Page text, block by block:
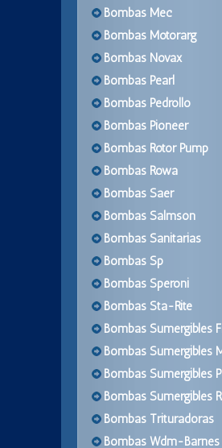
Bombas Mec
Bombas Motorarg
Bombas Novax
Bombas Pearl
Bombas Pedrollo
Bombas Pioneer
Bombas Rotor Pump
Bombas Rowa
Bombas Saer
Bombas Salmson
Bombas Sanitarias
Bombas Sp
Bombas Speroni
Bombas Sta-Rite
Bombas Sumergibles
Bombas Sumergibles
Bombas Sumergibles
Bombas Sumergibles
Bombas Trituradoras
Bombas Wdm-Barnes